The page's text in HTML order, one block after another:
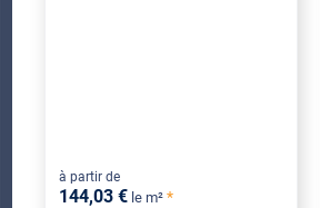
à partir de
144,03 € le m² *